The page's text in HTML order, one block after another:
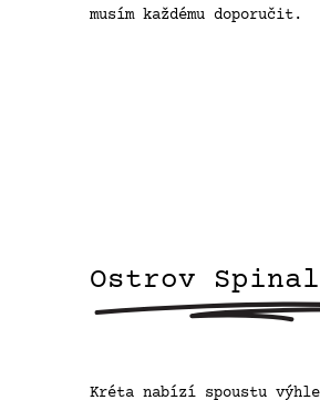
musím každému doporučit.
Ostrov
Kréta nabízí spoustu